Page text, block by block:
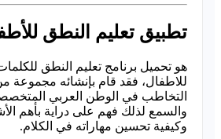
تطبيق تعليم النطق
هو تحميل برنامج تعليم النطق
للاطفال، فقد قام بإنشائه مجموعة
التخاطب في الوطن العربي
والسمع لذلك فهم على دراية بأهم
وكيفية تحسين مهاراته في الكلام.